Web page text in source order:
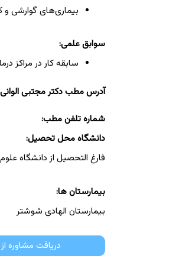
بیماری‌های گوارشی و
سوابق علمی:
سابقه کار در مراکز
آدرس مطب دکتر مجتبی الوانی
شماره تلفن مطب:
دانشگاه محل تحصیل:
فارغ التحصیل از دانشگاه
بیمارستان ها:
بیمارستان الهادی شوشتر
دریافت مشاوره